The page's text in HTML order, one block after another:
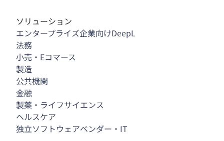
ソリューション
エンタープライズ企業向けDeepL
法務
小売・Eコマース
製造
公共機関
金融
製薬・ライフサイエンス
ヘルスケア
独立ソフトウェアベンダー・IT